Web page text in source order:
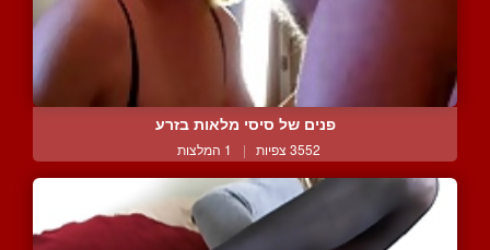
פנים של סיסי מלאות בזרע
3552 צפיות | 1 המלצות